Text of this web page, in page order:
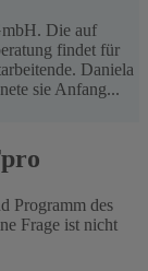
Die auf
findet für
Daniela
sie Anfang...
Programm des
Frage ist nicht